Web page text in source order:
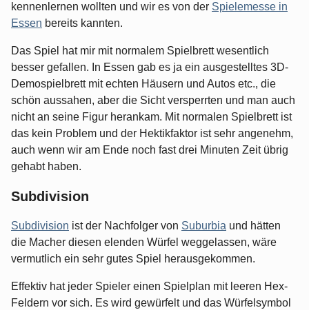
kennenlernen wollten und wir es von der Spielemesse in
Essen bereits kannten.
Das Spiel hat mir mit normalem Spielbrett wesentlich
besser gefallen. In Essen gab es ja ein ausgestelltes 3D-
Demospielbrett mit echten Häusern und Autos etc., die
schön aussahen, aber die Sicht versperrten und man auch
nicht an seine Figur herankam. Mit normalen Spielbrett ist
das kein Problem und der Hektikfaktor ist sehr angenehm,
auch wenn wir am Ende noch fast drei Minuten Zeit übrig
gehabt haben.
Subdivision
Subdivision ist der Nachfolger von Suburbia und hätten
die Macher diesen elenden Würfel weggelassen, wäre
vermutlich ein sehr gutes Spiel herausgekommen.
Effektiv hat jeder Spieler einen Spielplan mit leeren Hex-
Feldern vor sich. Es wird gewürfelt und das Würfelsymbol